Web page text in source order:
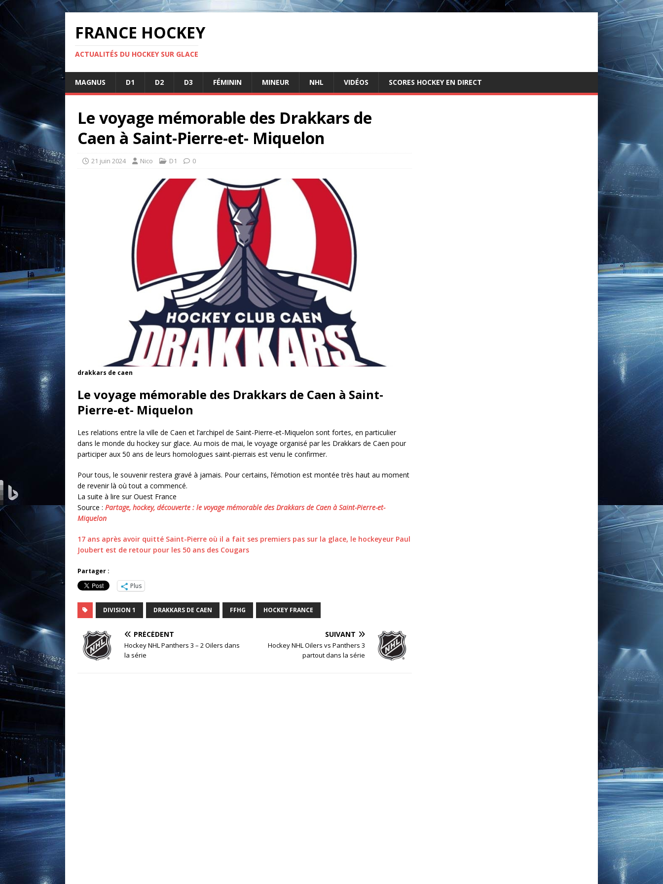
FRANCE HOCKEY
ACTUALITÉS DU HOCKEY SUR GLACE
MAGNUS D1 D2 D3 FÉMININ MINEUR NHL VIDÉOS SCORES HOCKEY EN DIRECT
Le voyage mémorable des Drakkars de
Caen à Saint-Pierre-et- Miquelon
21 juin 2024 Nico D1 0
drakkars de caen
Le voyage mémorable des Drakkars de Caen à Saint-
Pierre-et- Miquelon
Les relations entre la ville de Caen et l’archipel de Saint-Pierre-et-Miquelon sont fortes, en particulier
dans le monde du hockey sur glace. Au mois de mai, le voyage organisé par les Drakkars de Caen pour
participer aux 50 ans de leurs homologues saint-pierrais est venu le confirmer.
Pour tous, le souvenir restera gravé à jamais. Pour certains, l’émotion est montée très haut au moment
de revenir là où tout a commencé.
La suite à lire sur Ouest France
Source : Partage, hockey, découverte : le voyage mémorable des Drakkars de Caen à Saint-Pierre-et-
Miquelon
17 ans après avoir quitté Saint-Pierre où il a fait ses premiers pas sur la glace, le hockeyeur Paul
Joubert est de retour pour les 50 ans des Cougars
Partager :
Plus
DIVISION 1 DRAKKARS DE CAEN FFHG HOCKEY FRANCE
PRÉCÉDENT
Hockey NHL Panthers 3 – 2 Oilers dans
la série
SUIVANT
Hockey NHL Oilers vs Panthers 3
partout dans la série